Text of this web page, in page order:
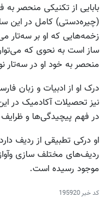
بابایی از تکنیکی منحصر به
(چیره‌دستی) کامل در این
زخمه‌هایی که او بر سه‌تار
ساز است به نحوی که
منحصر به خود او در سه‌تار
درک او از ادبیات و زبان
نیز تحصیلات آکادمیک در
در فهم پیچیدگی‌ها و
او درکی تطبیقی از ردیف
ردیف‌های مختلف سازی
موجود رسیده است.
کد خبر195920